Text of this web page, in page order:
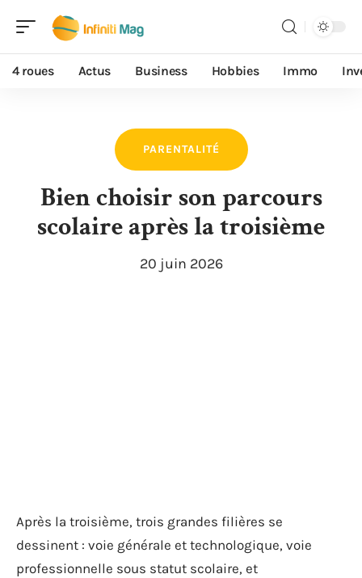
4 roues Actus Business Hobbies Immo
PARENTALITÉ
Bien choisir son parcours
scolaire après la troisième
20 juin 2026
Après la troisième, trois grandes filières se
dessinent : voie générale et technologique, voie
professionnelle sous statut scolaire, et